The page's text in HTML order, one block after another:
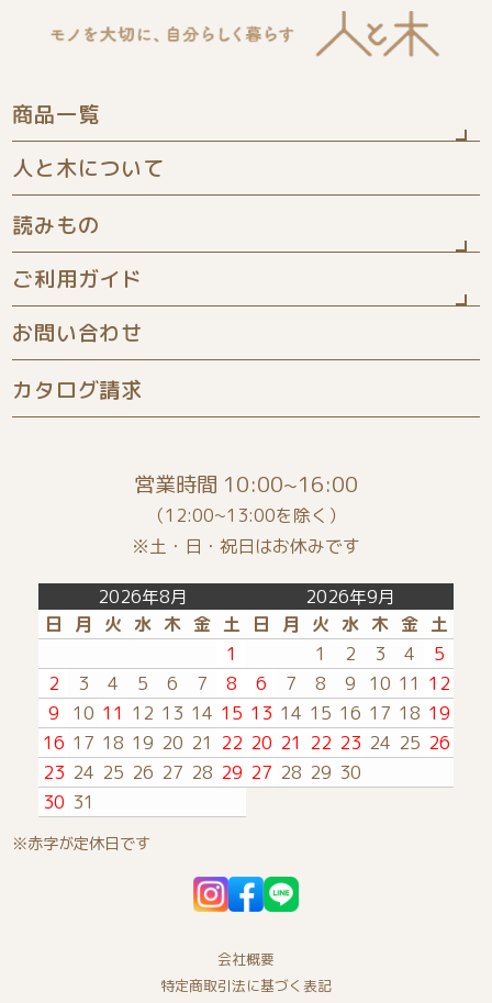
商品一覧
ひな人形
五月人形
きせつ飾り
家具シリーズ
木の名前旗
人と木について
読みもの
お知らせ
商品について
お客様の声
ご利用ガイド
よくある質問
配送について
お問い合わせ
カタログ請求
営業時間 10:00~16:00
（12:00~13:00を除く）
※土・日・祝日はお休みです
2026年8月
日
月 火 水 木 金 土
1
2
3 4 5 6 7
8
9
10 11 12 13 14 15
16 17 18 19 20 21 22
23 24 25 26 27 28 29
30 31
2026年9月
日
月 火 水 木 金 土
1
2 3 4
5
6
7 8 9 10 11 12
13 14 15 16 17 18 19
20 21 22 23 24 25 26
27 28 29 30
※赤字が定休日です
会社概要
特定商取引法に基づく表記